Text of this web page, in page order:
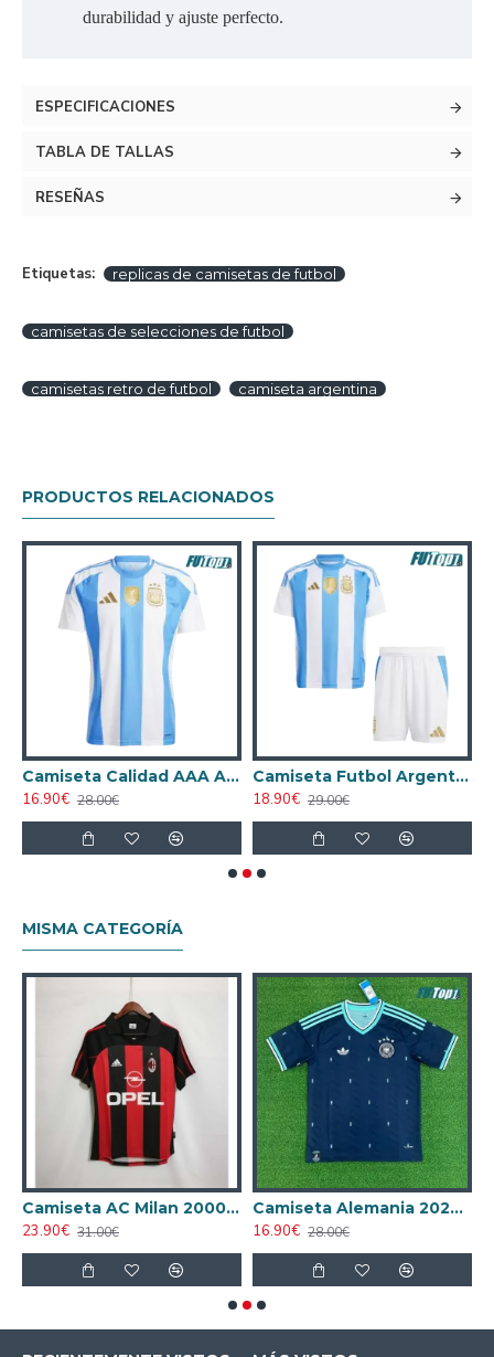
durabilidad y ajuste perfecto.
ESPECIFICACIONES
TABLA DE TALLAS
RESEÑAS
Etiquetas: replicas de camisetas de futbol
camisetas de selecciones de futbol
camisetas retro de futbol camiseta argentina
PRODUCTOS RELACIONADOS
Camiseta Calidad AAA Argentina Primera Equipación 2024
16.90€ 28.00€
Camiseta Futbol Argentina Local 2024 Niño
18.90€ 29.00€
MISMA CATEGORÍA
Camiseta AC Milan 2000/2001 Local Retro
23.90€ 31.00€
Camiseta Alemania 2026 Azul
16.90€ 28.00€